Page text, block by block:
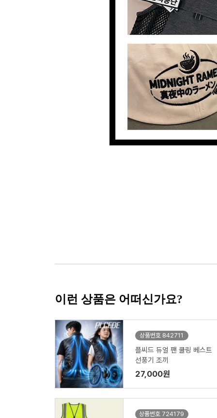
이런 상품은 어떠신가요?
상품번호 842711
플씨드 듀얼 팬 쿨링 베스트
선풍기 조끼
27,000원
상품번호 724179